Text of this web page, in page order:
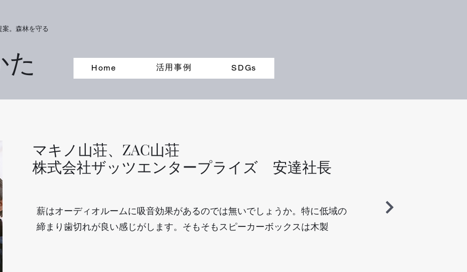
。森林を守る
た Home 活用事例 SDGs
マキノ山荘、ZAC山荘
株式会社ザッツエンタープライズ 安達社長
薪はオーディオルームに吸音効果があるのでは無いでしょうか。特に低域の
締まり歯切れが良い感じがします。そもそもスピーカーボックスは木製